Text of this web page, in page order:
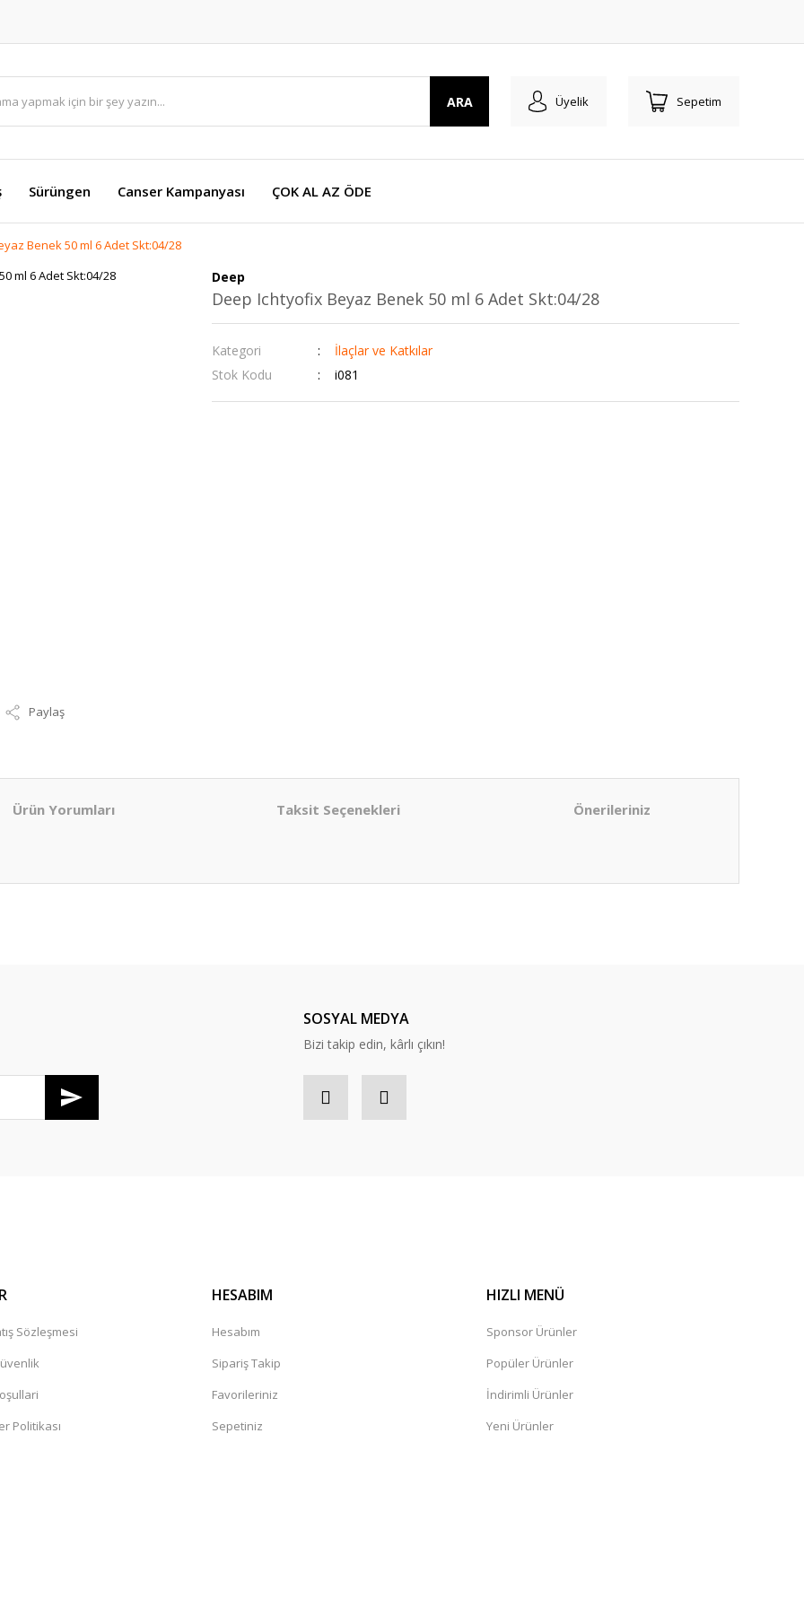
ARA Üyelik Sepetim
Sürüngen Canser Kampanyası ÇOK AL AZ ÖDE
Benek 50 ml 6 Adet Skt:04/28
Paylaş
Deep
Deep Ichtyofix Beyaz Benek 50 ml 6 Adet Skt:04/28
Kategori
İlaçlar ve Katkılar
Stok Kodu
i081
Ürün Yorumları Taksit Seçenekleri Önerileriniz
SOSYAL MEDYA
Bizi takip edin, kârlı çıkın!
Sözleşmesi
Politikası
HESABIM
Hesabım
Sipariş Takip
Favorileriniz
Sepetiniz
HIZLI MENÜ
Sponsor Ürünler
Popüler Ürünler
İndirimli Ürünler
Yeni Ürünler